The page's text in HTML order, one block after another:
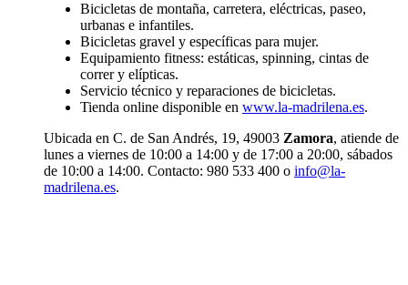
Bicicletas de montaña, carretera, eléctricas, paseo,
urbanas e infantiles.
Bicicletas gravel y específicas para mujer.
Equipamiento fitness: estáticas, spinning, cintas de
correr y elípticas.
Servicio técnico y reparaciones de bicicletas.
Tienda online disponible en www.la-madrilena.es.
Ubicada en C. de San Andrés, 19, 49003 Zamora, atiende de
lunes a viernes de 10:00 a 14:00 y de 17:00 a 20:00, sábados
de 10:00 a 14:00. Contacto: 980 533 400 o info@la-
madrilena.es.